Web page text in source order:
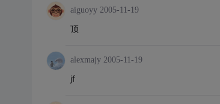
aiguoyy 2005-11-19
顶
alexmajy 2005-11-19
jf